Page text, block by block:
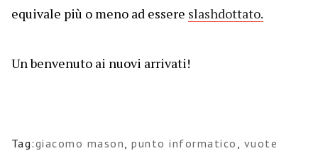
equivale più o meno ad essere slashdottato.
Un benvenuto ai nuovi arrivati!
Tag:giacomo mason,punto informatico , vuote